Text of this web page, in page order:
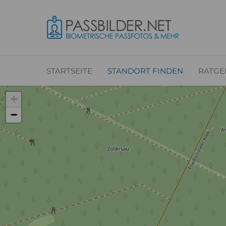
STARTSEITE STANDORT FINDEN
+
−